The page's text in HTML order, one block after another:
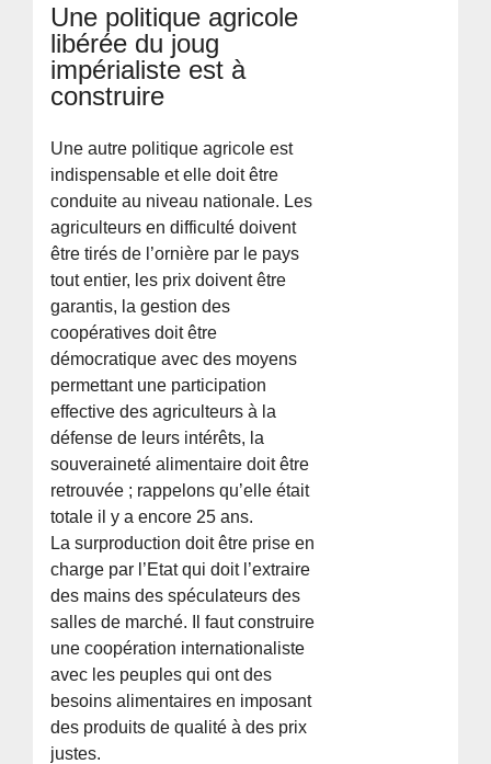
Une politique agricole
libérée du joug
impérialiste est à
construire
Une autre politique agricole est
indispensable et elle doit être
conduite au niveau nationale. Les
agriculteurs en difficulté doivent
être tirés de l’ornière par le pays
tout entier, les prix doivent être
garantis, la gestion des
coopératives doit être
démocratique avec des moyens
permettant une participation
effective des agriculteurs à la
défense de leurs intérêts, la
souveraineté alimentaire doit être
retrouvée ; rappelons qu’elle était
totale il y a encore 25 ans.
La surproduction doit être prise en
charge par l’Etat qui doit l’extraire
des mains des spéculateurs des
salles de marché. Il faut construire
une coopération internationaliste
avec les peuples qui ont des
besoins alimentaires en imposant
des produits de qualité à des prix
justes.